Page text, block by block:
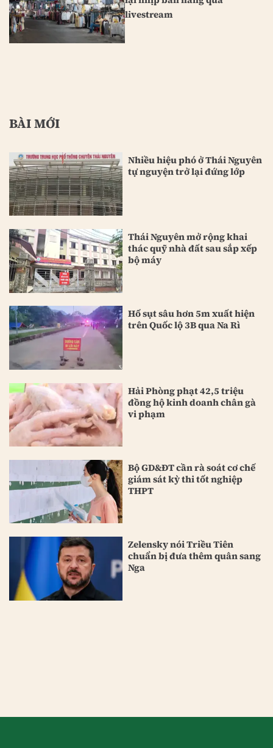
livestream
BÀI MỚI
Nhiều hiệu phó ở Thái Nguyên
tự nguyện trở lại đứng lớp
Thái Nguyên mở rộng khai
thác quỹ nhà đất sau sắp xếp
bộ máy
Hố sụt sâu hơn 5m xuất hiện
trên Quốc lộ 3B qua Na Rì
Hải Phòng phạt 42,5 triệu
đồng hộ kinh doanh chân gà
vi phạm
Bộ GD&ĐT cần rà soát cơ chế
giám sát kỳ thi tốt nghiệp
THPT
Zelensky nói Triều Tiên
chuẩn bị đưa thêm quân sang
Nga